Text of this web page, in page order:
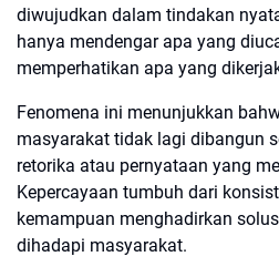
diwujudkan dalam tindakan
hanya mendengar apa yang
memperhatikan apa yang
Fenomena ini menunjukkan
masyarakat tidak lagi dibangun
retorika atau pernyataan yang
Kepercayaan tumbuh dari
kemampuan menghadirkan
dihadapi masyarakat.